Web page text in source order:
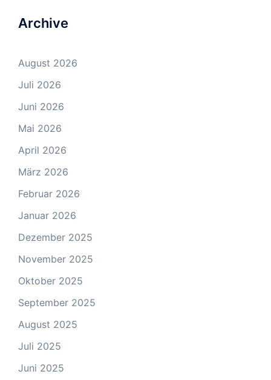
Archive
August 2026
Juli 2026
Juni 2026
Mai 2026
April 2026
März 2026
Februar 2026
Januar 2026
Dezember 2025
November 2025
Oktober 2025
September 2025
August 2025
Juli 2025
Juni 2025